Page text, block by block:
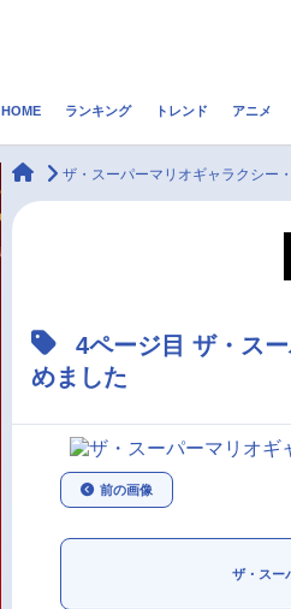
アニメ記事一
HOME ランキング トレンド アニメ
animateTimes
ザ・スーパーマリオギャラクシー
4ページ目 ザ・ス
めました
前の画像
ザ・スー